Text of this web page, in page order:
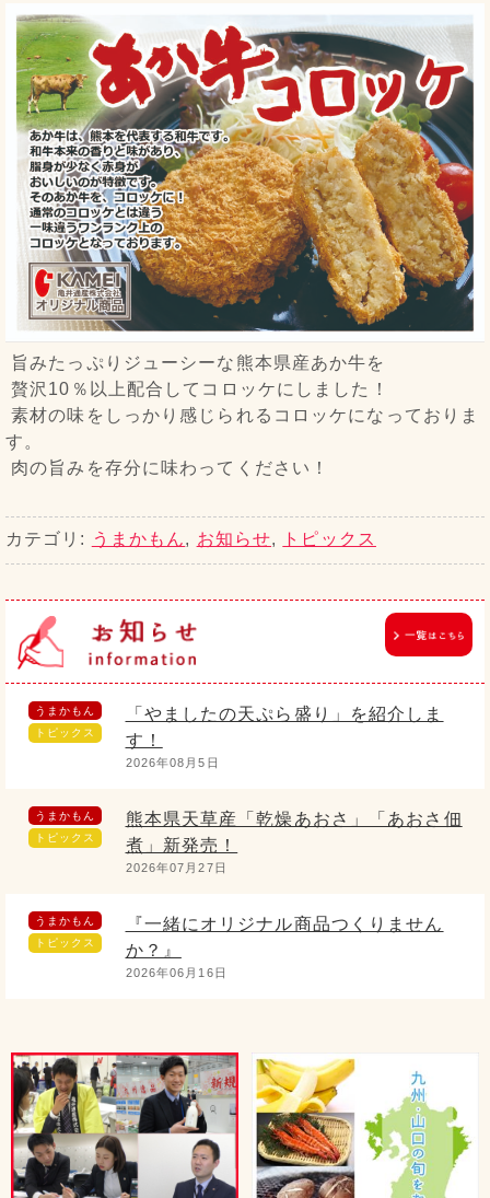
旨みたっぷりジューシーな熊本県産あか牛を
贅沢10％以上配合してコロッケにしました！
素材の味をしっかり感じられるコロッケになっておりま
す。
肉の旨みを存分に味わってください！
カテゴリ: うまかもん, お知らせ, トピックス
うまかもん
トピックス
「やましたの天ぷら盛り」を紹介しま
す！
2026年08月5日
うまかもん
トピックス
熊本県天草産「乾燥あおさ」「あおさ佃
煮」新発売！
2026年07月27日
うまかもん
トピックス
『一緒にオリジナル商品つくりません
か？』
2026年06月16日
ました！
2026年05月2日
うまかもん
トピックス
たべる辣油木耳ご紹介
2026年04月15日